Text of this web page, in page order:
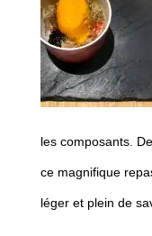
les composants.
ce magnifique
léger et plein de